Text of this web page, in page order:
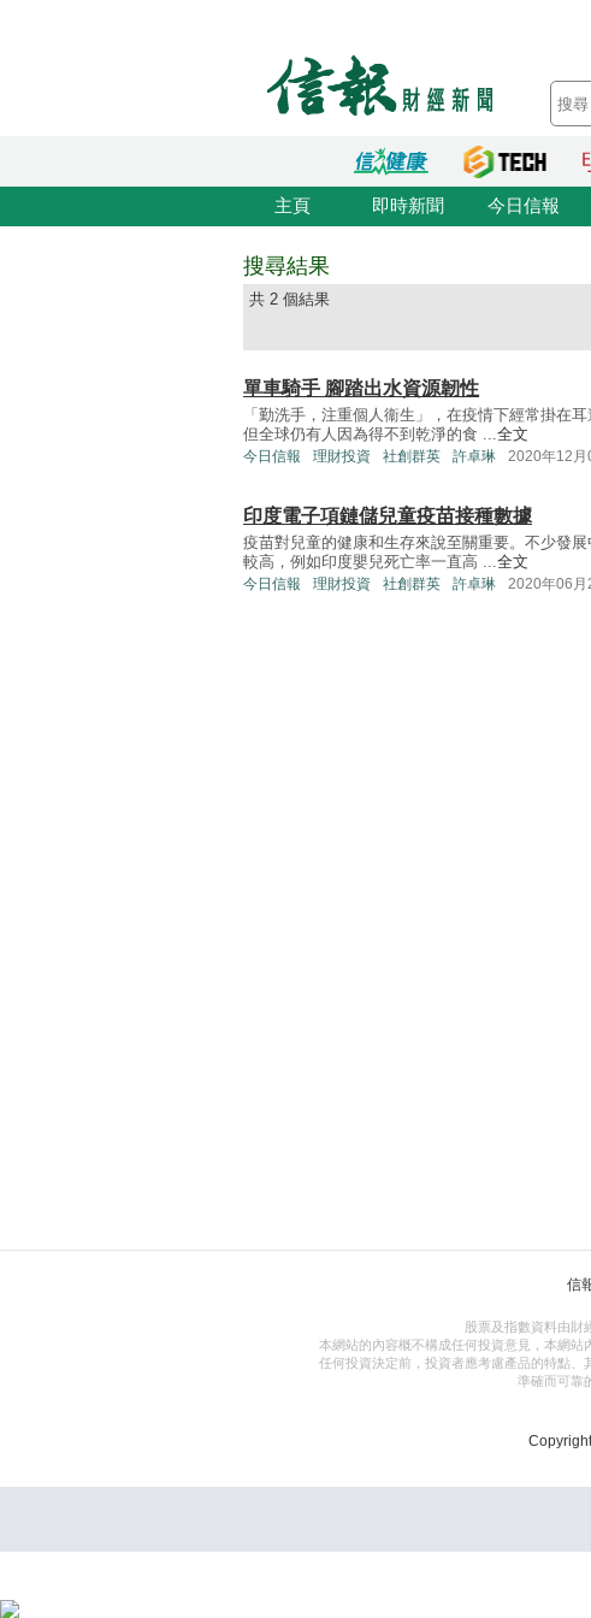
主頁 即時新聞 今日信報
搜尋結果
共 2 個結果
單車騎手 腳踏出水資源韌性
「勤洗手，注重個人衞生」，在疫情下經常掛在
但全球仍有人因為得不到乾淨的食 ...全文
今日信報 理財投資 社創群英 許卓琳 2020年12月
印度電子項鏈儲兒童疫苗接種數據
疫苗對兒童的健康和生存來說至關重要。不少發
較高，例如印度嬰兒死亡率一直高 ... 全文
今日信報 理財投資 社創群英 許卓琳 2020年06月
信
股票及指數資料由財
本網站的內容概不構成任何投資意見，本網
任何投資決定前，投資者應考慮產品的特點
準確而可靠